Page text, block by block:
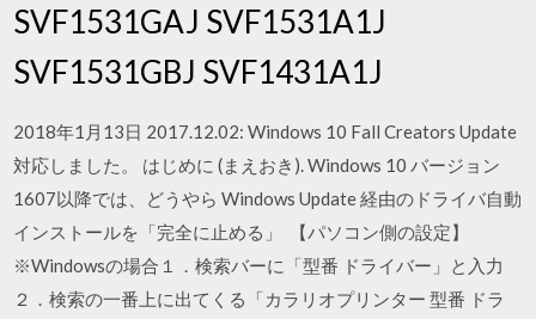
SVF1531GAJ SVF1531A1J
SVF1531GBJ SVF1431A1J
2018年1月13日 2017.12.02: Windows 10 Fall Creators Update
対応しました。 はじめに (まえおき). Windows 10 バージョン
1607以降では、どうやら Windows Update 経由のドライバ自動
インストールを「完全に止める」 【パソコン側の設定】
※Windowsの場合１．検索バーに「型番 ドライバー」と入力
２．検索の一番上に出てくる「カラリオプリンター 型番 ドラ